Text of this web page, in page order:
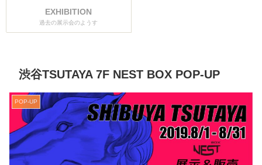
EXHIBITION
過去の展示会のようす
渋谷TSUTAYA 7F NEST BOX POP-UP
POP-UP